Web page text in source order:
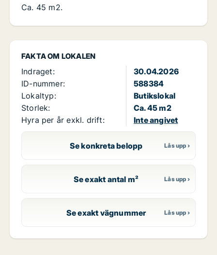
FAKTA OM LOKALEN
Indraget:
30.04.2026
ID-nummer:
588384
Lokaltyp:
Butikslokal
Storlek:
Ca. 45 m2
Hyra per år exkl. drift:
Inte angivet
Se konkreta belopp
Se exakt antal m²
Se exakt vägnummer
Ca. 45 m2.